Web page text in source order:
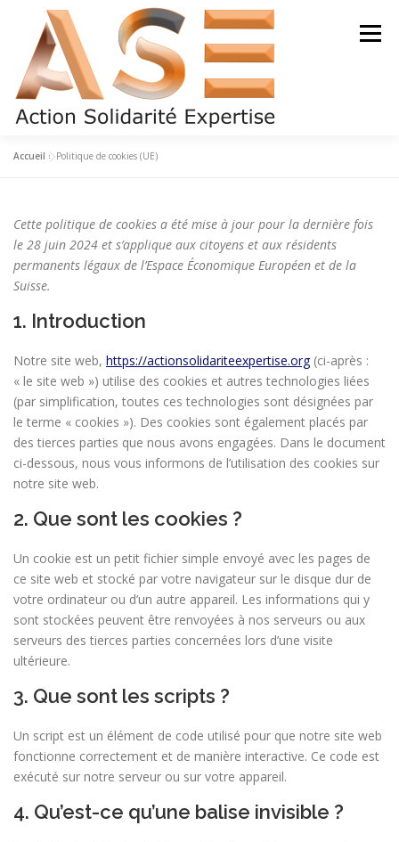
contenu
Menu
DEVENIR BÉNÉVOLE LETTRE D’INFO
Accueil »Politique de cookies (UE)
Cette politique de cookies a été mise à jour pour la dernière fois
le 28 juin 2024 et s’applique aux citoyens et aux résidents
permanents légaux de l’Espace Économique Européen et de la
Suisse.
1. Introduction
Notre site web, https://actionsolidariteexpertise.org(ci-après :
« le site web ») utilise des cookies et autres technologies liées
(par simplification, toutes ces technologies sont désignées par
le terme « cookies »). Des cookies sont également placés par
des tierces parties que nous avons engagées. Dans le document
ci-dessous, nous vous informons de l’utilisation des cookies sur
notre site web.
2. Que sont les cookies ?
Un cookie est un petit fichier simple envoyé avec les pages de
ce site web et stocké par votre navigateur sur le disque dur de
votre ordinateur ou d’un autre appareil. Les informations qui y
sont stockées peuvent être renvoyées à nos serveurs ou aux
serveurs des tierces parties concernées lors d’une visite
ultérieure.
3. Que sont les scripts ?
Un script est un élément de code utilisé pour que notre site web
fonctionne correctement et de manière interactive. Ce code est
exécuté sur notre serveur ou sur votre appareil.
4. Qu’est-ce qu’une balise invisible ?